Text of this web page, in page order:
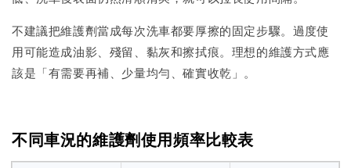
不建議把維護劑當成每次洗車都要厚擦的固定步驟。過度使
用可能造成油影、殘留、黏灰和擦拭痕。理想的維護方式應
該是「有需要再補、少量均勻、確實收乾」。
不同車況的維護劑使用頻率比較表